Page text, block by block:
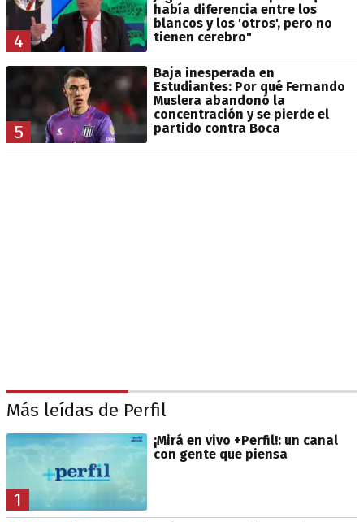
4
había diferencia entre los
blancos y los 'otros', pero no
tienen cerebro"
5
Baja inesperada en
Estudiantes: Por qué Fernando
Muslera abandonó la
concentración y se pierde el
partido contra Boca
Más leídas de Perfil
1
¡Mirá en vivo +Perfil!: un canal
con gente que piensa